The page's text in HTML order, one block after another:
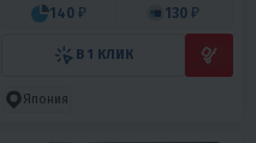
140 ₽ 130 ₽
В 1 КЛИК
Япония